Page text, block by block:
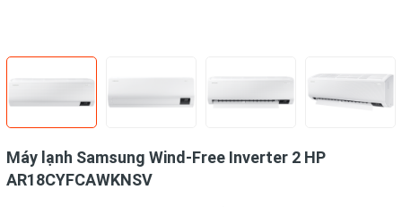
Máy lạnh Samsung Wind-Free Inverter 2 HP
AR18CYFCAWKNSV